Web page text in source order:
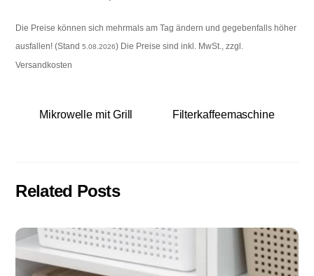
Die Preise können sich mehrmals am Tag ändern und gegebenfalls höher
ausfallen! (Stand5.08.2026) Die Preise sind inkl. MwSt., zzgl.
Versandkosten
Mikrowelle mit Grill Filterkaffeemaschine
Related Posts